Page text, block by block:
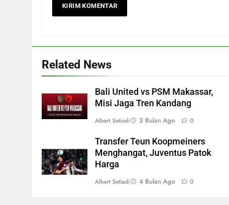
Related News
Bali United vs PSM Makassar,
Misi Jaga Tren Kandang
Albert Setiadi 3 Bulan Ago 0
Transfer Teun Koopmeiners
Menghangat, Juventus Patok
Harga
Albert Setiadi 4 Bulan Ago 0